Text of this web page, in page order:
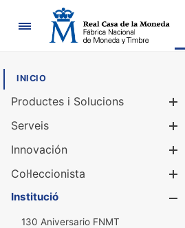
Navegació
INICIO
Productes i Solucions
Serveis
Innovación
Col·leccionista
Institució
130 Aniversario FNMT